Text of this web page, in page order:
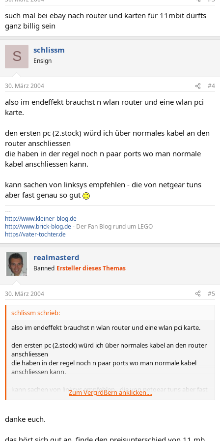
such mal bei ebay nach router und karten für 11mbit dürfts
ganz billig sein
S schlissm
Ensign
30. März 2004 #4
also im endeffekt brauchst n wlan router und eine wlan pci
karte.
den ersten pc (2.stock) würd ich über normales kabel an den
router anschliessen
die haben in der regel noch n paar ports wo man normale
kabel anschliessen kann.
kann sachen von linksys empfehlen - die von netgear tuns
aber fast genau so gut
---
http://www.kleiner-blog.de
http://www.brick-blog.de- Der Fan Blog rund um LEGO
https//vater-tochter.de
realmasterd
Banned Ersteller dieses Themas
30. März 2004 #5
schlissm schrieb:
also im endeffekt brauchst n wlan router und eine wlan pci karte.
den ersten pc (2.stock) würd ich über normales kabel an den router
anschliessen
die haben in der regel noch n paar ports wo man normale kabel
anschliessen kann.
kann sachen von linksys empfehlen - die von netgear tuns aber fast
Zum Vergrößern anklicken....
danke euch.